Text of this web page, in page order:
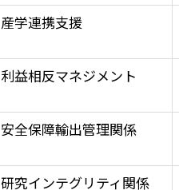
産学連携支援
利益相反マネジメント
安全保障輸出管理関係
研究インテグリティ関係